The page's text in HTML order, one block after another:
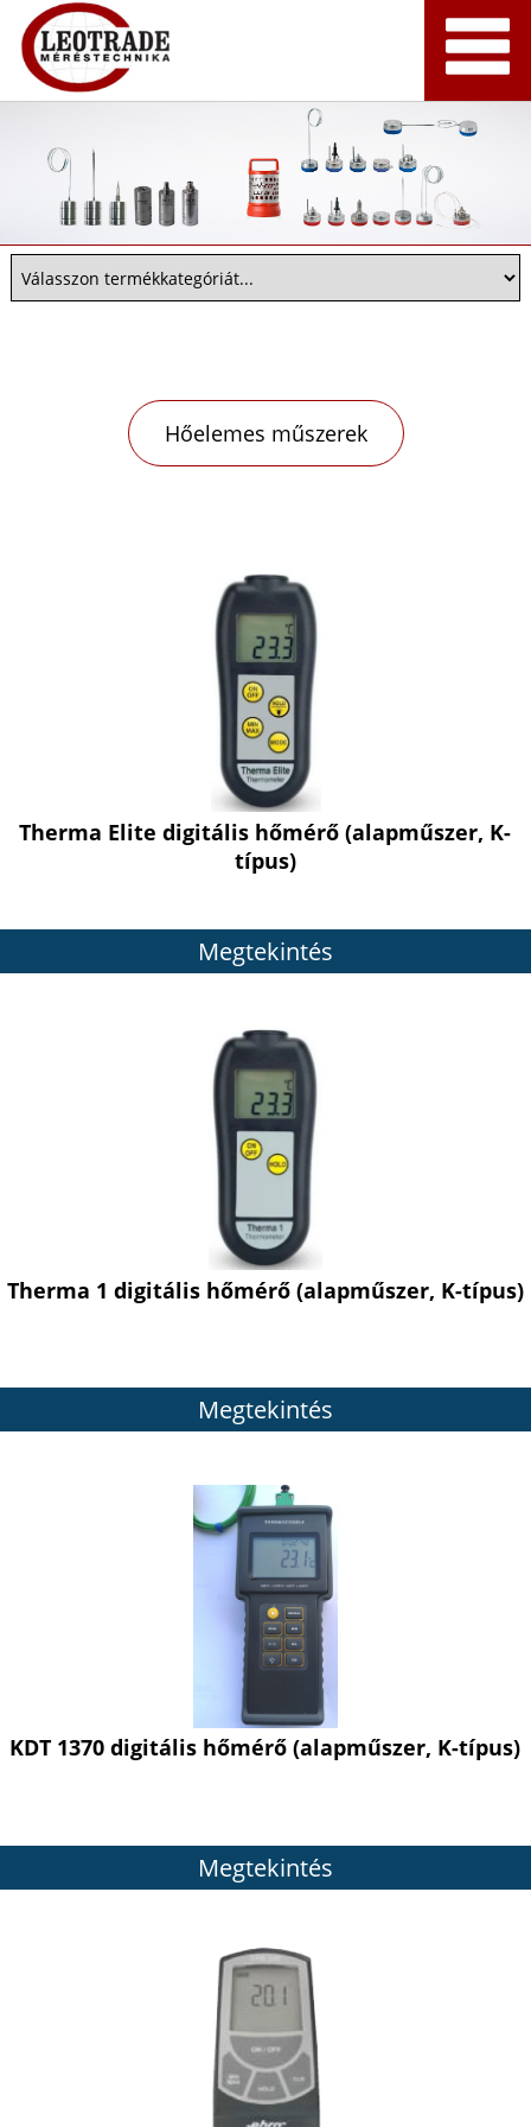
Hőelemes műszerek
Therma Elite digitális hőmérő (alapműszer, K-
típus)
Megtekintés
Therma 1 digitális hőmérő (alapműszer, K-típus)
Megtekintés
KDT 1370 digitális hőmérő (alapműszer, K-típus)
Megtekintés